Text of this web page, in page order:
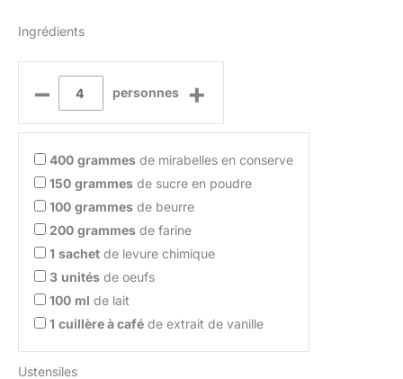
Ingrédients
– personnes +
400 grammes de mirabelles en conserve
150 grammes de sucre en poudre
100 grammes de beurre
200 grammes de farine
1 sachet de levure chimique
3 unités de oeufs
100 ml de lait
1 cuillère à café de extrait de vanille
Ustensiles